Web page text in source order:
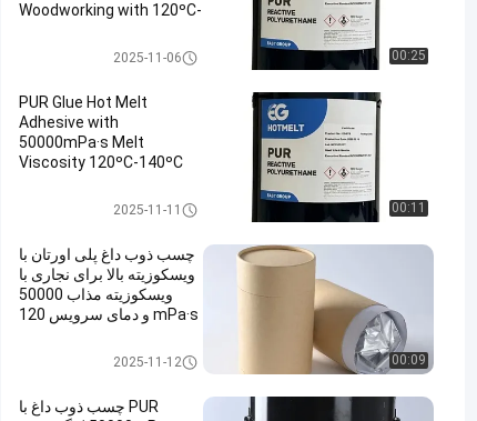
00:25
Woodworking with 120ºC-
Temperature and 78 ± 5
چسب حرارتی نجاری2025-11-06
00:11
PUR Glue Hot Melt
Adhesive with
50000mPa·s Melt
Viscosity 120ºC-140ºC
78 ± 5 ºC Softening Point
چسب حرارتی نجاری2025-11-11
00:09
چسب ذوب داغ پلی اورتان با
ویسکوزیته بالا برای نجاری با
ویسکوزیته مذاب 50000
mPa·s و دمای سرویس 120
چسب حرارتی نجاری2025-11-12
PUR چسب ذوب داغ با